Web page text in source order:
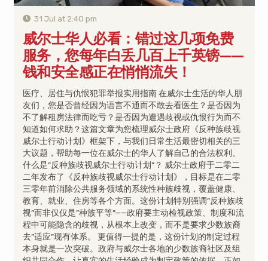
31 Jul at 2:40 pm
威尔士华人必看：错过这几项免费
服务，您每年白丢几百上千英镑——
钱和安全感正在悄悄流失！
医疗、居住与仇恨犯罪举报实用指南 在威尔士生活的华人朋
友们，您是否曾经因为语言不通而不敢去看医生？是否因为
不了解租房法律而吃亏？是否因为遭遇歧视或仇恨行为而不
知道如何求助？这篇文章为您梳理威尔士政府《反种族歧视
威尔士行动计划》框架下，与我们日常生活最密切相关的三
大议题，帮助每一位在威尔士的华人了解自己的合法权利。
什么是”反种族歧视威尔士行动计划”？ 威尔士政府于二零二
二年发布了《反种族歧视威尔士行动计划》，目标是在二零
三零年前消除公共服务领域的系统性种族歧视，覆盖健康、
教育、就业、住房等各个方面。这份计划特别强调”反种族歧
视”而非仅仅是”种族平等”——政府要主动检视政策、制度和流
程中可能隐含的歧视，从根本上改变，而不是要求少数族裔
去”适应”现有体系。 更值得一提的是，这份计划的制定过程
本身就是一次突破。政府与威尔士各地的少数族裔社区及组